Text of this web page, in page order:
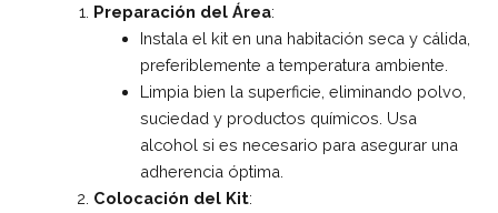
Preparación del Área:
Instala el kit en una habitación seca y cálida,
preferiblemente a temperatura ambiente.
Limpia bien la superficie, eliminando polvo,
suciedad y productos químicos. Usa
alcohol si es necesario para asegurar una
adherencia óptima.
Colocación del Kit: